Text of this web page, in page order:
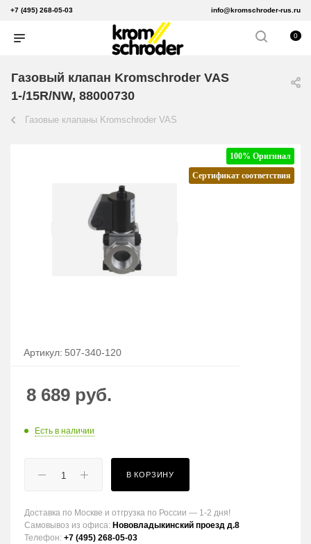
+7 (495) 268-05-03 info@kromschroder-rus.ru
0
Газовый клапан Kromschroder VAS
1-/15R/NW, 88000730
Газовые клапаны Kromschroder VAS
100% Оригинал
Сертификат соответствия
Артикул: 507-340-120
8 689 руб.
Есть в наличии
В КОРЗИНУ
Доставка по Москве и отгрузка по России — 1-2 дня!
Самовывоз из офиса: Нововладыкинский проезд д.8
Телефон: +7 (495) 268-05-03